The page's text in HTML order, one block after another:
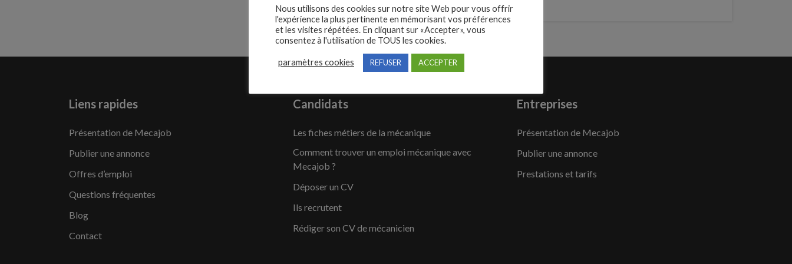
Liens rapides
Présentation de Mecajob
Publier une annonce
Offres d’emploi
Questions fréquentes
Blog
Contact
Candidats
Les fiches métiers de la mécanique
Comment trouver un emploi mécanique avec
Mecajob ?
Déposer un CV
Ils recrutent
Rédiger son CV de mécanicien
Entreprises
Présentation de Mecajob
Publier une annonce
Prestations et tarifs
Nous utilisons des cookies sur notre site Web pour vous offrir
l'expérience la plus pertinente en mémorisant vos préférences
et les visites répétées. En cliquant sur «Accepter», vous
consentez à l'utilisation de TOUS les cookies.
paramètres cookies REFUSER ACCEPTER